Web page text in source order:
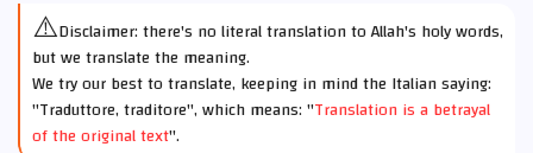
⚠️Disclaimer: there's no literal translation to Allah's holy words,
but we translate the meaning.
We try our best to translate, keeping in mind the Italian saying:
"Traduttore, traditore", which means: "Translation is a betrayal
of the original text".